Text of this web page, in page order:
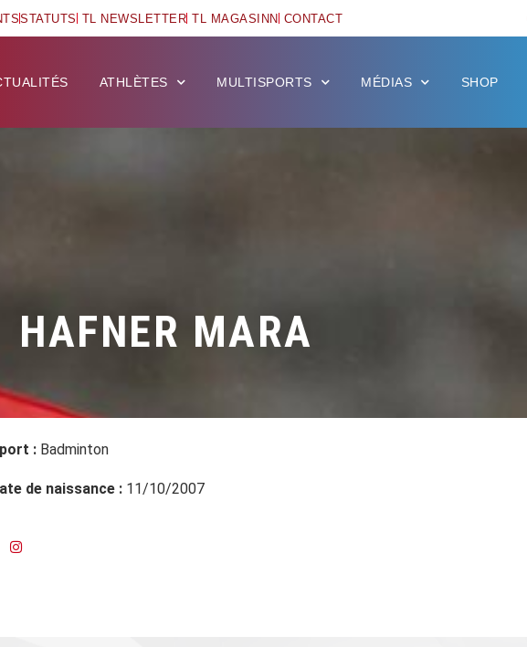
STATUTS TL NEWSLETTER TL MAGASINN CONTACT
ATHLÈTES MULTISPORTS MÉDIAS SHOP
HAFNER MARA
:Badminton
de naissance :11/10/2007